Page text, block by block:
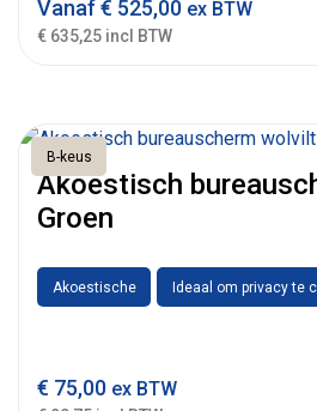
Vanaf€ 525,00 ex BTW
€ 635,25 incl BTW
B-keus
Akoestisch
Groen
Akoestische Ideaal om privacy te
€ 75,00 ex BTW